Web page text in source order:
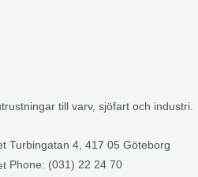
till varv, sjöfart och industri.
Turbingatan 4, 417 05 Göteborg
Phone: (031) 22 24 70